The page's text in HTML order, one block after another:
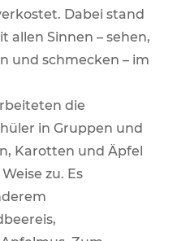
Dabei stand
allen Sinnen – sehen,
und schmecken – im
die
in Gruppen und
Karotten und Äpfel
zu. Es